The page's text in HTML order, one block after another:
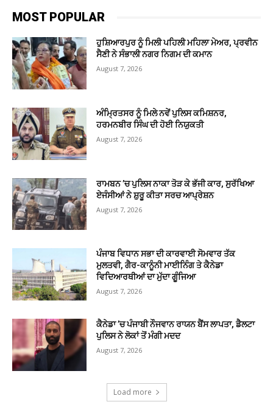
MOST POPULAR
ਹੁਸ਼ਿਆਰਪੁਰ ਨੂੰ ਮਿਲੀ ਪਹਿਲੀ ਮਹਿਲਾ ਮੇਅਰ, ਪ੍ਰਵੀਨ
ਸੈਣੀ ਨੇ ਸੰਭਾਲੀ ਨਗਰ ਨਿਗਮ ਦੀ ਕਮਾਨ
August 7, 2026
ਅੰਮ੍ਰਿਤਸਰ ਨੂੰ ਮਿਲੇ ਨਵੇਂ ਪੁਲਿਸ ਕਮਿਸ਼ਨਰ,
ਹਰਮਨਬੀਰ ਸਿੰਘ ਦੀ ਹੋਈ ਨਿਯੁਕਤੀ
August 7, 2026
ਰਾਮਬਨ ’ਚ ਪੁਲਿਸ ਨਾਕਾ ਤੋੜ ਕੇ ਭੱਜੀ ਕਾਰ, ਸੁਰੱਖਿਆ
ਏਜੰਸੀਆਂ ਨੇ ਸ਼ੁਰੂ ਕੀਤਾ ਸਰਚ ਆਪ੍ਰੇਸ਼ਨ
August 7, 2026
ਪੰਜਾਬ ਵਿਧਾਨ ਸਭਾ ਦੀ ਕਾਰਵਾਈ ਸੋਮਵਾਰ ਤੱਕ
ਮੁਲਤਵੀ, ਗੈਰ-ਕਾਨੂੰਨੀ ਮਾਈਨਿੰਗ ਤੇ ਕੈਨੇਡਾ
ਵਿਦਿਆਰਥੀਆਂ ਦਾ ਮੁੱਦਾ ਗੂੰਜਿਆ
August 7, 2026
ਕੈਨੇਡਾ ’ਚ ਪੰਜਾਬੀ ਨੌਜਵਾਨ ਰਾਯਨ ਬੈਂਸ ਲਾਪਤਾ, ਡੈਲਟਾ
ਪੁਲਿਸ ਨੇ ਲੋਕਾਂ ਤੋਂ ਮੰਗੀ ਮਦਦ
August 7, 2026
Load more